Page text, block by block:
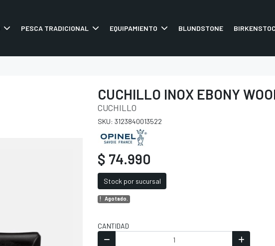
PESCA TRADICIONAL EQUIPAMIENTO BLUNDSTONE
CUCHILLO INOX EBONY
CUCHILLO
SKU: 3123840013522
$ 74.990
Stock por sucursal
Agotado.
CANTIDAD